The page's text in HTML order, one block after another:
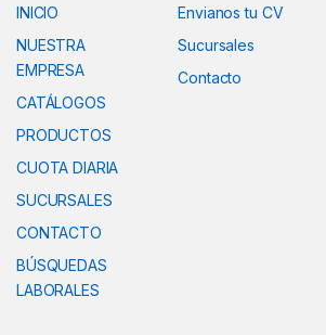
INICIO
NUESTRA
EMPRESA
CATÁLOGOS
PRODUCTOS
CUOTA DIARIA
SUCURSALES
CONTACTO
BÚSQUEDAS
LABORALES
Envianos tu CV
Sucursales
Contacto